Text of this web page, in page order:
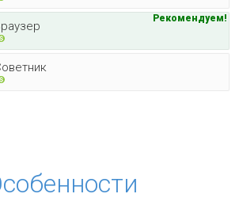
Рекомендуем!